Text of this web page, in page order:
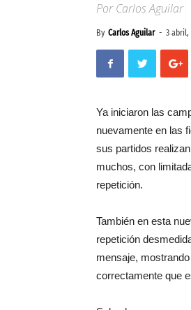
Por Carlos Aguilar
By Carlos Aguilar - 3 abril,
Ya iniciaron las
nuevamente en las
sus partidos
muchos, con
repetición.
También en esta
repetición
mensaje,
correctamente que